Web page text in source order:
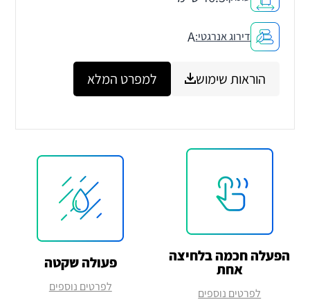
דירוג אנרגטי:A
הוראות שימוש למפרט המלא
הפעלה חכמה בלחיצה
אחת
לפרטים נוספים
פעולה שקטה
לפרטים נוספים